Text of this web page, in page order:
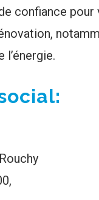
confiance pour
l’énergie.